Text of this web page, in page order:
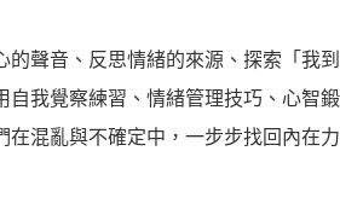
聲音、反思情緒的來源、探索「我到
自我覺察練習、情緒管理技巧、心智鍛
在混亂與不確定中，一步步找回內在力